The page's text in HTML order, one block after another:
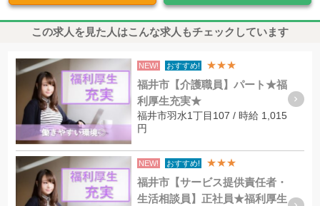
この求人を見た人はこんな求人もチェックしています
NEW! おすすめ! ★★★
福井市【介護職員】パート★福
利厚生充実★
福井市羽水1丁目107 / 時給 1,015
円
NEW! おすすめ! ★★★
福井市【サービス提供責任者・
生活相談員】正社員★福利厚生